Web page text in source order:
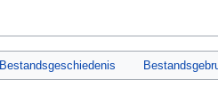
Bestandsgeschiedenis